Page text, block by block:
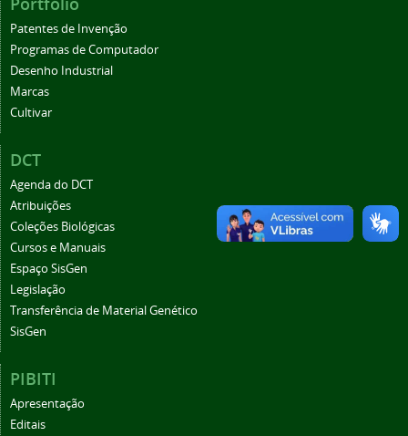
Patentes de Invenção
Programas de Computador
Desenho Industrial
Marcas
Cultivar
DCT
Agenda do DCT
Atribuições
Coleções Biológicas
Cursos e Manuais
Espaço SisGen
Legislação
Transferência de Material Genético
SisGen
PIBITI
Apresentação
Editais